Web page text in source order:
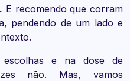
E recomendo que corram
pendendo de um lado e
escolhas e na dose de
não. Mas, vamos